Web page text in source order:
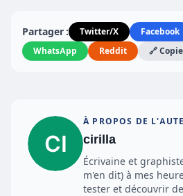
Partager : Twitter/X Facebook
WhatsApp
Reddit 🔗
À PROPOS DE
cirilla
Écrivaine et
m'en dit) à mes
tester et découvrir